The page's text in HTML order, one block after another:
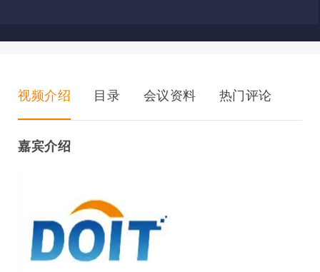
视频介绍 目录 会议资料 热门评论
嘉宾介绍